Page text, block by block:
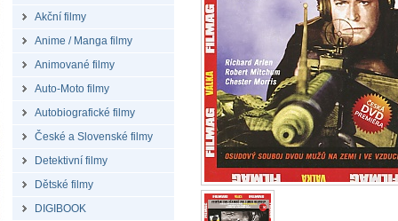
Akční filmy
Anime / Manga filmy
Animované filmy
Auto-Moto filmy
Autobiografické filmy
České a Slovenské filmy
Detektivní filmy
Dětské filmy
DIGIBOOK